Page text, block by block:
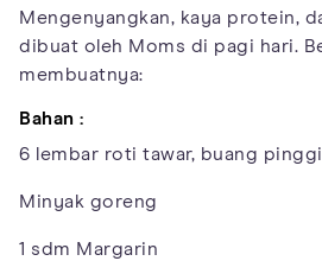
Mengenyangkan, kaya protein,
dibuat oleh Moms di pagi hari.
membuatnya:
Bahan :
6 lembar roti tawar, buang
Minyak goreng
1 sdm Margarin